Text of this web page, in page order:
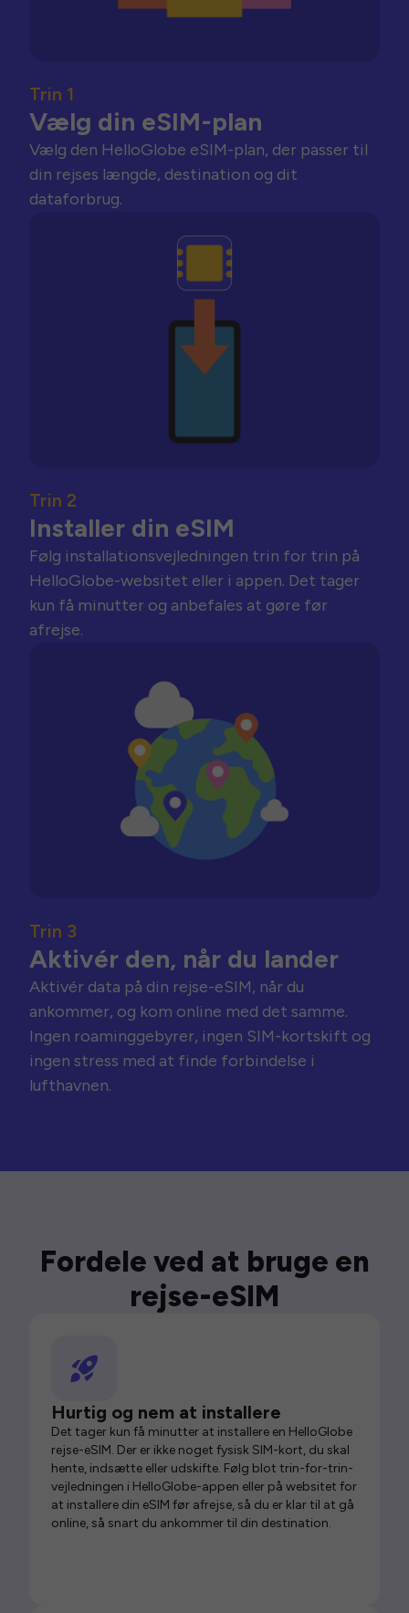
Trin 1
Vælg din eSIM-plan
Vælg den HelloGlobe eSIM-plan, der passer til
din rejses længde, destination og dit
dataforbrug.
Trin 2
Installer din eSIM
Følg installationsvejledningen trin for trin på
HelloGlobe-websitet eller i appen. Det tager
kun få minutter og anbefales at gøre før
afrejse.
Trin 3
Aktivér den, når du lander
Aktivér data på din rejse-eSIM, når du
ankommer, og kom online med det samme.
Ingen roaminggebyrer, ingen SIM-kortskift og
ingen stress med at finde forbindelse i
lufthavnen.
Fordele ved at bruge en
rejse-eSIM
Hurtig og nem at installere
Det tager kun få minutter at installere en HelloGlobe
rejse-eSIM. Der er ikke noget fysisk SIM-kort, du skal
hente, indsætte eller udskifte. Følg blot trin-for-trin-
vejledningen i HelloGlobe-appen eller på websitet for
at installere din eSIM før afrejse, så du er klar til at gå
online, så snart du ankommer til din destination.